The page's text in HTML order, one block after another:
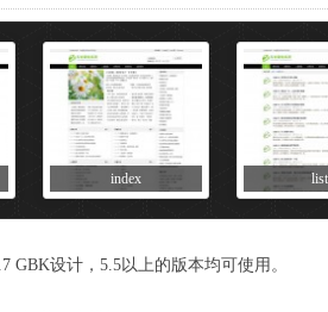
index list
GBK设计，5.5以上的版本均可使用。